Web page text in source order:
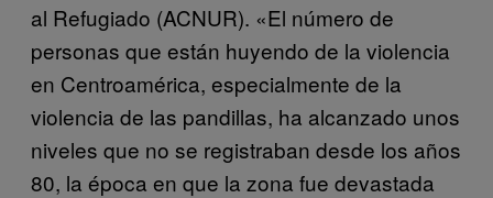
al Refugiado (ACNUR). «El número de
personas que están huyendo de la violencia
en Centroamérica, especialmente de la
violencia de las pandillas, ha alcanzado unos
niveles que no se registraban desde los años
80, la época en que la zona fue devastada